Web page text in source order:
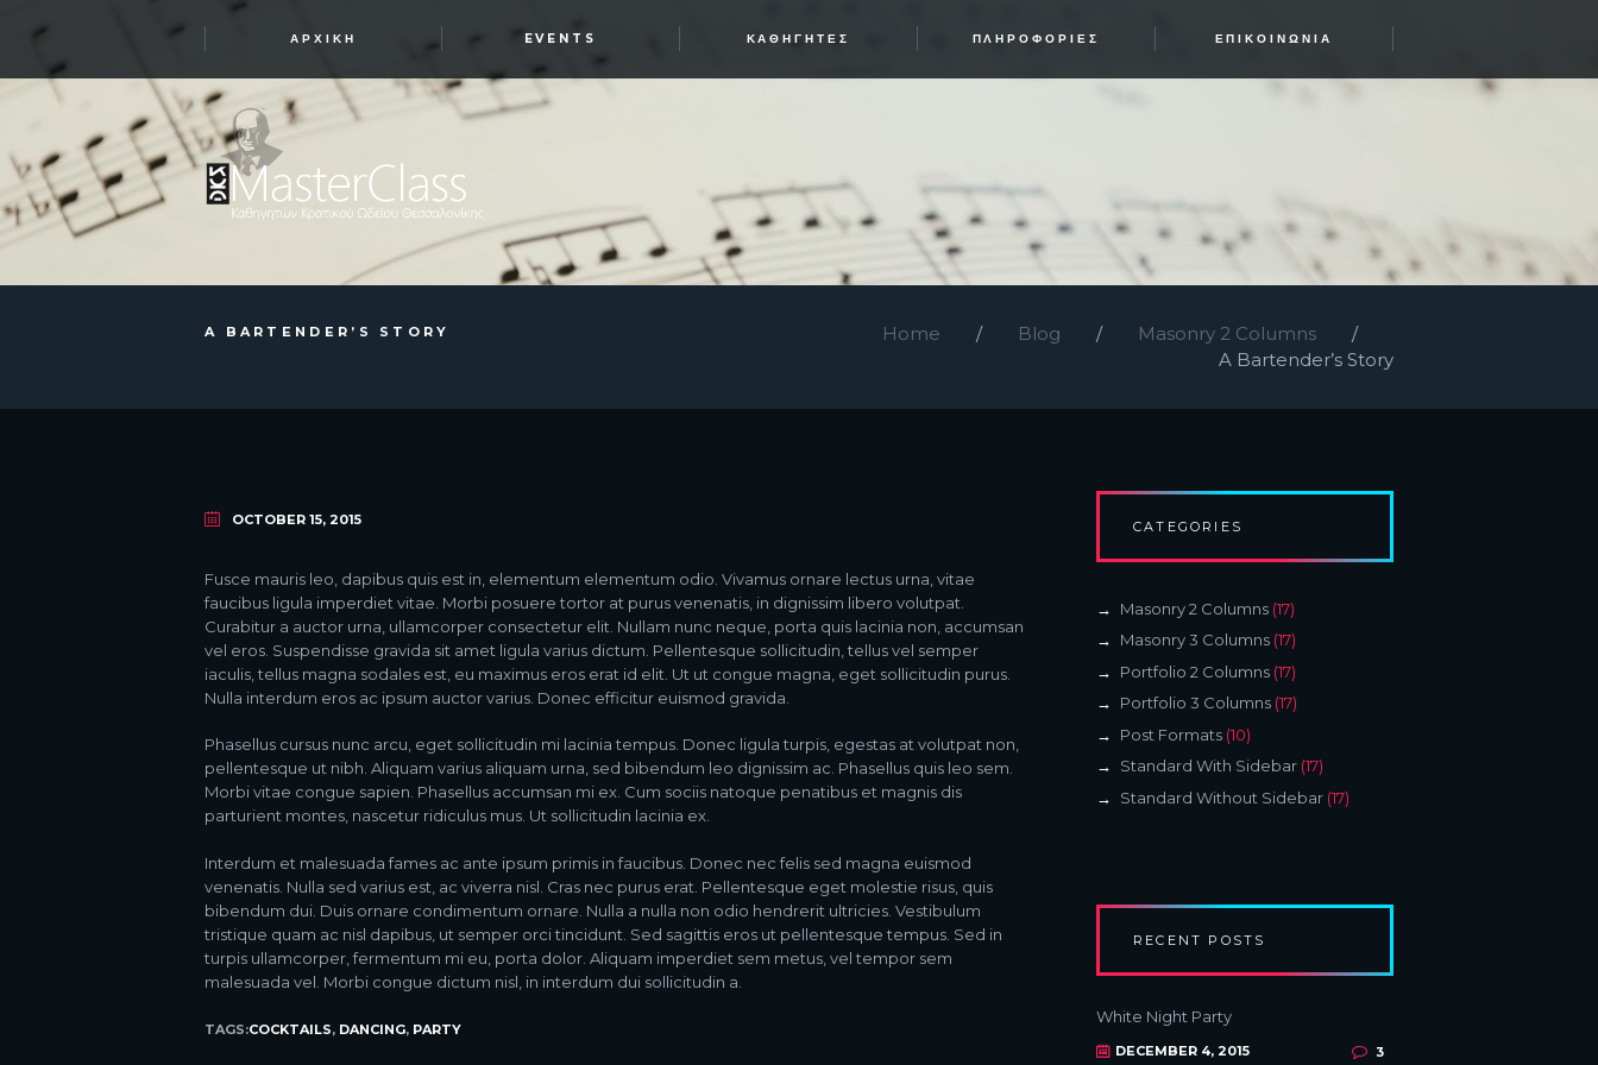
ΑΡΧΙΚΉ EVENTS ΚΑΘΗΓΗΤΈΣ ΠΛΗΡΟΦΟΡΊΕΣ ΕΠΙΚΟΙΝΩΝΊΑ
A BARTENDER’S STORY Home Blog
Masonry 2 Columns
A Bartender’s Story
OCTOBER 15, 2015
Fusce mauris leo, dapibus quis est in, elementum elementum odio. Vivamus ornare lectus urna, vitae
faucibus ligula imperdiet vitae. Morbi posuere tortor at purus venenatis, in dignissim libero volutpat.
Curabitur a auctor urna, ullamcorper consectetur elit. Nullam nunc neque, porta quis lacinia non, accumsan
vel eros. Suspendisse gravida sit amet ligula varius dictum. Pellentesque sollicitudin, tellus vel semper
iaculis, tellus magna sodales est, eu maximus eros erat id elit. Ut ut congue magna, eget sollicitudin purus.
Nulla interdum eros ac ipsum auctor varius. Donec efficitur euismod gravida.
Phasellus cursus nunc arcu, eget sollicitudin mi lacinia tempus. Donec ligula turpis, egestas at volutpat non,
pellentesque ut nibh. Aliquam varius aliquam urna, sed bibendum leo dignissim ac. Phasellus quis leo sem.
Morbi vitae congue sapien. Phasellus accumsan mi ex. Cum sociis natoque penatibus et magnis dis
parturient montes, nascetur ridiculus mus. Ut sollicitudin lacinia ex.
Interdum et malesuada fames ac ante ipsum primis in faucibus. Donec nec felis sed magna euismod
venenatis. Nulla sed varius est, ac viverra nisl. Cras nec purus erat. Pellentesque eget molestie risus, quis
bibendum dui. Duis ornare condimentum ornare. Nulla a nulla non odio hendrerit ultricies. Vestibulum
tristique quam ac nisl dapibus, ut semper orci tincidunt. Sed sagittis eros ut pellentesque tempus. Sed in
turpis ullamcorper, fermentum mi eu, porta dolor. Aliquam imperdiet sem metus, vel tempor sem
malesuada vel. Morbi congue dictum nisl, in interdum dui sollicitudin a.
TAGS:COCKTAILS, DANCING, PARTY
CATEGORIES
Masonry 2 Columns(17)
Masonry 3 Columns(17)
Portfolio 2 Columns(17)
Portfolio 3 Columns(17)
Post Formats(10)
Standard With Sidebar(17)
Standard Without Sidebar(17)
RECENT POSTS
White Night Party
DECEMBER 4, 2015 3